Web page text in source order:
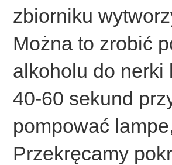
zbiorniku
Można to zrobić
alkoholu do nerki
40-60 sekund
pompować
Przekręcamy